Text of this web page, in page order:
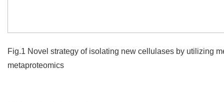
Fig.1 Novel strategy of isolating new cellulases by utilizing
metaproteomics